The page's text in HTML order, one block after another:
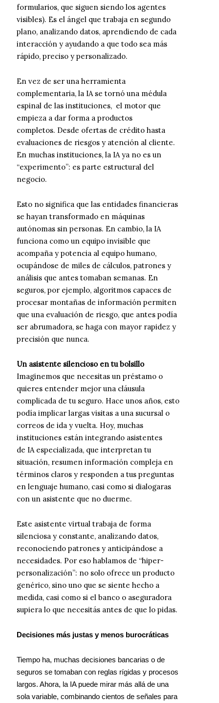
formularios, que siguen siendo los agentes
visibles). Es el ángel que trabaja en segundo
plano, analizando datos, aprendiendo de cada
interacción y ayudando a que todo sea más
rápido, preciso y personalizado.
En vez de ser una herramienta
complementaria, la IA se tornó una médula
espinal de las instituciones, el motor que
empieza a dar forma a productos
completos. Desde ofertas de crédito hasta
evaluaciones de riesgos y atención al cliente.
En muchas instituciones, la IA ya no es un
“experimento”: es parte estructural del
negocio.
Esto no significa que las entidades financieras
se hayan transformado en máquinas
autónomas sin personas. En cambio, la IA
funciona como un equipo invisible que
acompaña y potencia al equipo humano,
ocupándose de miles de cálculos, patrones y
análisis que antes tomaban semanas. En
seguros, por ejemplo, algoritmos capaces de
procesar montañas de información permiten
que una evaluación de riesgo, que antes podía
ser abrumadora, se haga con mayor rapidez y
precisión que nunca.
Un asistente silencioso en tu bolsillo
Imaginemos que necesitas un préstamo o
quieres entender mejor una cláusula
complicada de tu seguro. Hace unos años, esto
podía implicar largas visitas a una sucursal o
correos de ida y vuelta. Hoy, muchas
instituciones están integrando asistentes
de IA especializada, que interpretan tu
situación, resumen información compleja en
términos claros y responden a tus preguntas
en lenguaje humano, casi como si dialogaras
con un asistente que no duerme.
Este asistente virtual trabaja de forma
silenciosa y constante, analizando datos,
reconociendo patrones y anticipándose a
necesidades. Por eso hablamos de “hiper-
personalización”: no solo ofrece un producto
genérico, sino uno que se siente hecho a
medida, casi como si el banco o aseguradora
supiera lo que necesitás antes de que lo pidas.
Decisiones más justas y menos burocráticas
Tiempo ha, muchas decisiones bancarias o de
seguros se tomaban con reglas rígidas y procesos
largos. Ahora, la IA puede mirar más allá de una
sola variable, combinando cientos de señales para